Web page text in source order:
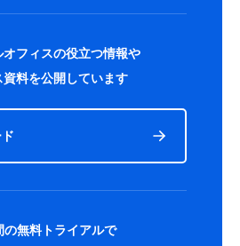
フィスの役立つ情報や
資料を公開しています
の無料トライアルで